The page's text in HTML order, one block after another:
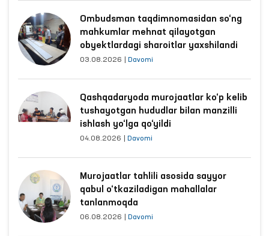
Ombudsman taqdimnomasidan so‘ng
mahkumlar mehnat qilayotgan
obyektlardagi sharoitlar yaxshilandi
03.08.2026 Davomi
Qashqadaryoda murojaatlar ko‘p kelib
tushayotgan hududlar bilan manzilli
ishlash yo‘lga qo‘yildi
04.08.2026 Davomi
Murojaatlar tahlili asosida sayyor
qabul o‘tkaziladigan mahallalar
tanlanmoqda
06.08.2026 Davomi